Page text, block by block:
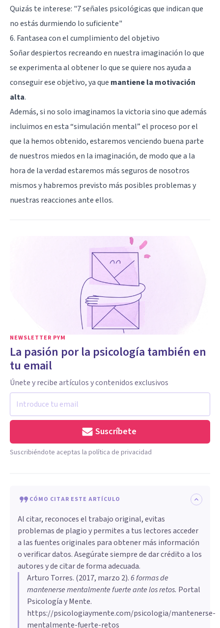
Quizás te interese: "7 señales psicológicas que indican que
no estás durmiendo lo suficiente"
6. Fantasea con el cumplimiento del objetivo
Soñar despiertos recreando en nuestra imaginación lo que
se experimenta al obtener lo que se quiere nos ayuda a
conseguir ese objetivo, ya que mantiene la motivación
alta.
Además, si no solo imaginamos la victoria sino que además
incluimos en esta “simulación mental” el proceso por el
que la hemos obtenido, estaremos venciendo buena parte
de nuestros miedos en la imaginación, de modo que a la
hora de la verdad estaremos más seguros de nosotros
mismos y habremos previsto más posibles problemas y
nuestras reacciones ante ellos.
NEWSLETTER PYM
La pasión por la psicología también en
tu email
Únete y recibe artículos y contenidos exclusivos
Suscríbete
Suscribiéndote aceptas la política de privacidad
CÓMO CITAR ESTE ARTÍCULO
Al citar, reconoces el trabajo original, evitas
problemas de plagio y permites a tus lectores acceder
a las fuentes originales para obtener más información
o verificar datos. Asegúrate siempre de dar crédito a los
autores y de citar de forma adecuada.
Arturo Torres. (2017, marzo 2).​6 formas de
mantenerse mentalmente fuerte ante los retos. Portal
Psicología y Mente.
https://psicologiaymente.com/psicologia/mantenerse-
mentalmente-fuerte-retos